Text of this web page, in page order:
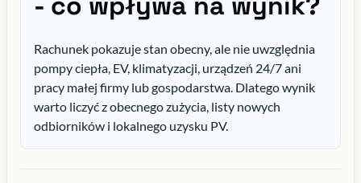
Rachunek pokazuje stan obecny, ale nie uwzględnia
pompy ciepła, EV, klimatyzacji, urządzeń 24/7 ani
pracy małej firmy lub gospodarstwa. Dlatego wynik
warto liczyć z obecnego zużycia, listy nowych
odbiorników i lokalnego uzysku PV.